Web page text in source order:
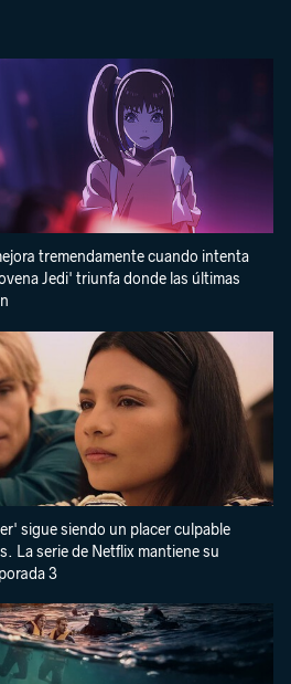
tremendamente cuando intenta
Jedi' triunfa donde las últimas
sigue siendo un placer culpable
La serie de Netflix mantiene su
3